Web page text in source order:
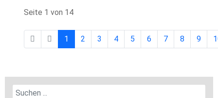
Seite 1 von 14
1 2 3 4 5 6 7 8 9